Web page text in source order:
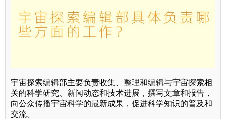
宇宙探索编辑部主要负责收集、整理和编辑与宇宙探索相
关的科学研究、新闻动态和技术进展，撰写文章和报告，
向公众传播宇宙科学的最新成果，促进科学知识的普及和
交流。